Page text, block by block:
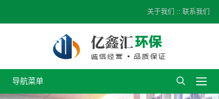
关于我们 ::联系我们
导航菜单